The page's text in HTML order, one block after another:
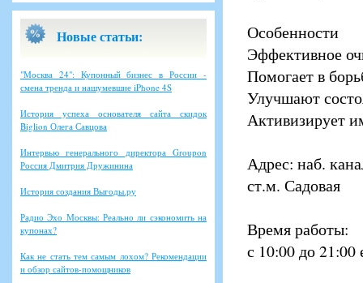
Новые статьи:
"Москва 24": Купонный бизнес в России -
смена тренда и нашумевшие iPhone 4S
История успеха основателя сайта скидок
Biglion Олега Савцова
Интервью генерального директора Groupon
Россия Дмитрия Дружинина
История создания Выгоды.ру
Радио Эхо Москвы: Реально ли сэкономить на
купонах?
Как не стать тем самым лохом? Рекомендации
и обзор сайтов-помощников
Особенности
Эффективное
Помогает в
Улучшают
Активизирует
Адрес: наб.
ст.м. Садовая
Время работы:
с 10:00 до 21:00